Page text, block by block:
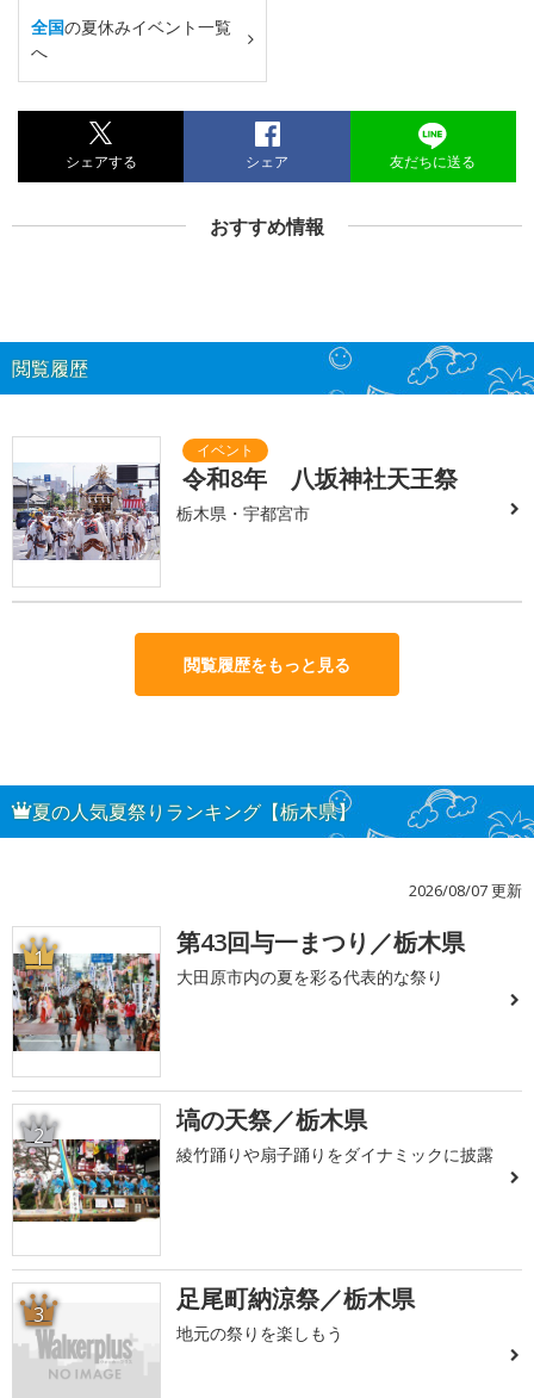
全国の夏休みイベント一覧
へ
シェアする シェア 友だちに送る
おすすめ情報
閲覧履歴
令和8年 八坂神社天王祭
栃木県・宇都宮市
閲覧履歴をもっと見る
夏の人気夏祭りランキング【栃木県】
2026/08/07 更新
1 第43回与一まつり／栃木県
大田原市内の夏を彩る代表的な祭り
2 塙の天祭／栃木県
綾竹踊りや扇子踊りをダイナミックに披露
3 足尾町納涼祭／栃木県
地元の祭りを楽しもう